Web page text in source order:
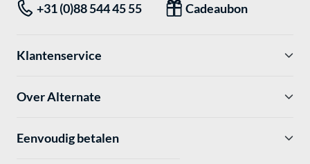
+31 (0)88 544 45 55
Cadeaubon
Klantenservice
Over Alternate
Eenvoudig betalen